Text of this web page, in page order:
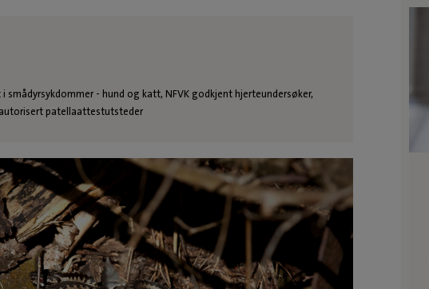
smådyrsykdommer - hund og katt, NFVK godkjent hjerteundersøker,
patellaattestutsteder